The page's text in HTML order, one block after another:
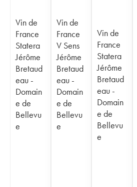
Vin de
France
Statera
Jérôme
Bretaud
eau -
Domain
e de
Bellevu
e
Vin de
France
V Sens
Jérôme
Bretaud
eau -
Domain
e de
Bellevu
e
Vin de
France
Statera
Jérôme
Bretaud
eau -
Domain
e de
Bellevu
e